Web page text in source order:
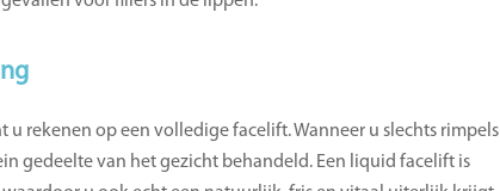
u rekenen op een volledige facelift. Wanneer u slechts rimpels
gedeelte van het gezicht behandeld. Een liquid facelift is